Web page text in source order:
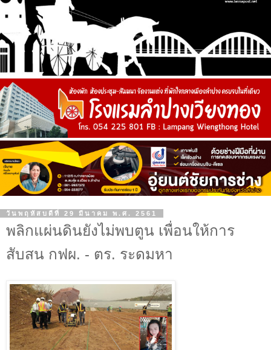
วันพฤหัสบดีที่ 29 มีนาคม พ.ศ. 2561
พลิกแผ่นดินยังไม่พบตูน เพื่อนให้การ
สับสน กฟผ. - ตร. ระดมหา